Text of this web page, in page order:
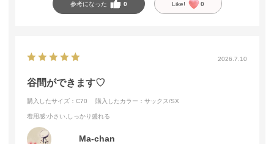
参考になった 0 Like! 0
2026.7.10
谷間ができます♡
購入したサイズ：C70 購入したカラー：サックス/SX
着用感:小さい,しっかり盛れる
Ma-chan